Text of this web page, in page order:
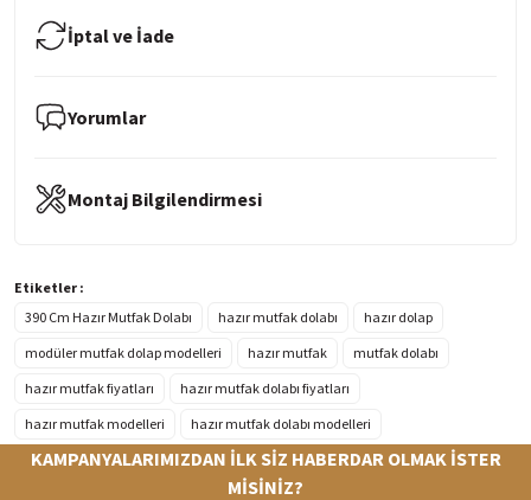
İptal ve İade
Yorumlar
Montaj Bilgilendirmesi
Etiketler :
390 Cm Hazır Mutfak Dolabı
hazır mutfak dolabı
hazır dolap
modüler mutfak dolap modelleri
hazır mutfak
mutfak dolabı
hazır mutfak fiyatları
hazır mutfak dolabı fiyatları
hazır mutfak modelleri
hazır mutfak dolabı modelleri
KAMPANYALARIMIZDAN İLK SİZ HABERDAR OLMAK İSTER
MİSİNİZ?